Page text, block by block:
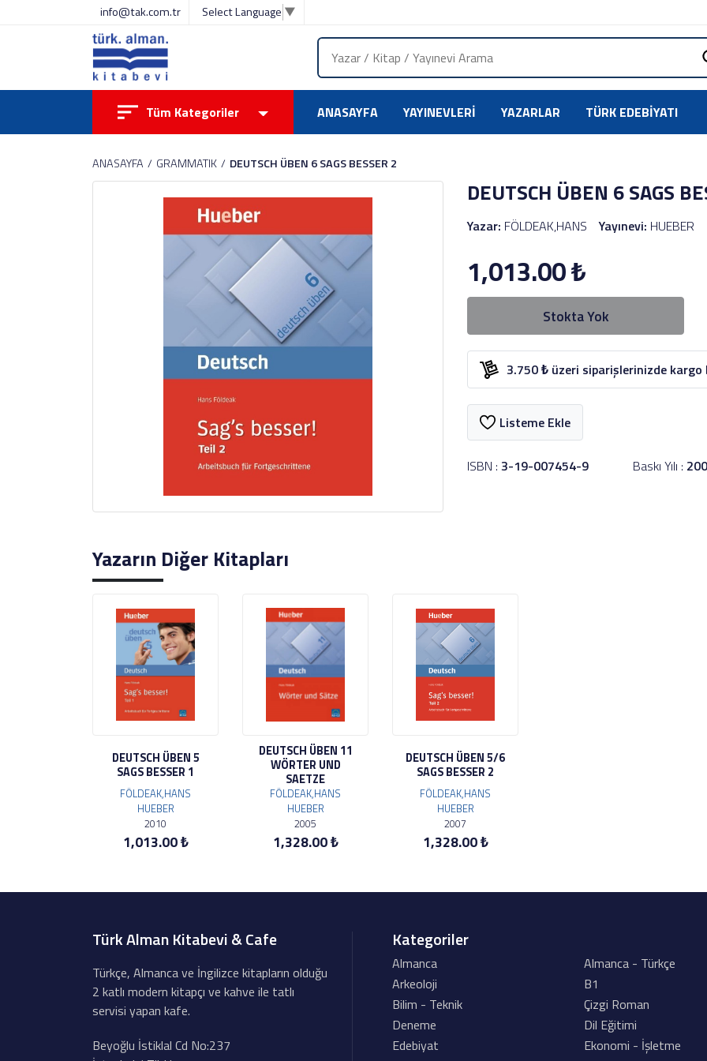
info@tak.com.tr Select Language ▼
Tüm Kategoriler ANASAYFA YAYINEVLERI YAZARLAR TÜRK EDEBIYATI
ANASAYFA GRAMMATIK DEUTSCH ÜBEN 6 SAGS BESSER 2
DEUTSCH ÜBEN 6 SAGS
Yazar: FÖLDEAK,HANS Yayınevi: HUEBER
1,013.00₺
Stokta Yok
3.750 ₺ üzeri siparişlerinizde kargo
Listeme Ekle
ISBN : 3-19-007454-9 Baskı Yılı :
Yazarın Diğer Kitapları
DEUTSCH ÜBEN 5
SAGS BESSER 1
FÖLDEAK,HANS
HUEBER
2010
1,013.00 ₺
DEUTSCH ÜBEN 11
WÖRTER UND
SAETZE
FÖLDEAK,HANS
HUEBER
2005
1,328.00 ₺
DEUTSCH ÜBEN 5/6
SAGS BESSER 2
FÖLDEAK,HANS
HUEBER
2007
1,328.00 ₺
Kategoriler
Almanca Almanca - Türkçe
Arkeoloji
B1
Bilim - Teknik
Çizgi Roman
Deneme
Dil Eğitimi
Edebiyat
Ekonomi - İşletme
Türk Alman Kitabevi & Cafe
Türkçe, Almanca ve İngilizce kitapların olduğu
2 katlı modern kitapçı ve kahve ile tatlı
servisi yapan kafe.
Beyoğlu İstiklal Cd No:237